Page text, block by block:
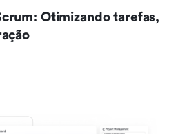
Otimizando tarefas,